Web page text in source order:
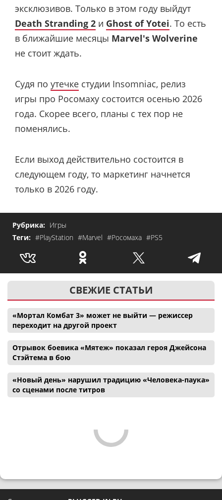
эксклюзивов. Только в этом году выйдут
Death Stranding 2 и Ghost of Yotei. То есть
в ближайшие месяцы Marvel's Wolverine
не стоит ждать.
Судя по утечке студии Insomniac, релиз
игры про Росомаху состоится осенью 2026
года. Скорее всего, планы с тех пор не
поменялись.
Если выход действительно состоится в
следующем году, то маркетинг начнется
только в 2026 году.
Рубрика: Игры
Теги: #PlayStation #Marvel #Росомаха #PS5
СВЕЖИЕ СТАТЬИ
«Мортал Комбат 3» может не выйти — режиссер
переходит на другой проект
Отрывок боевика «Мятеж» показал героя Джейсона
Стэйтема в бою
«Новый день» нарушил традицию «Человека-паука»
со сценами после титров